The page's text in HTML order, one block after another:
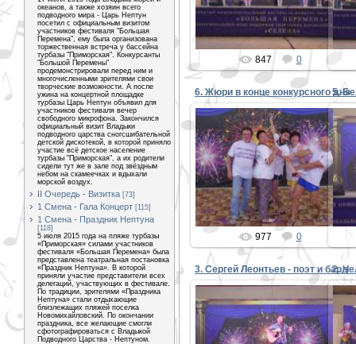
океанов, а также хозяин всего
подводного мира - Царь Нептун
посетил с официальным визитом
участников фестиваля "Большая
Перемена", ему была организована
торжественная встреча у бассейна
турбазы "Приморская". Конкурсанты
"Большой Перемены"
продемонстрировали перед ним и
многочисленными зрителями свои
творческие возможности. А после
ужина на концертной площадке
турбазы Царь Нептун объявил для
участников фестиваля вечер
свободного микрофона. Закончился
официальный визит Владыки
подводного царства сногсшибательной
детской дискотекой, в которой приняло
участие всё детское население
турбазы "Приморская", а их родители
сидели тут же в зале под звёздным
небом на скамеечках и вдыхали
морской воздух.
II Очередь - Визитка [73]
1 Смена - Гала Концерт [115]
1 Смена - Праздник Нептуна
[118]
5 июля 2015 года на пляже турбазы
«Приморская» силами участников
фестиваля «Большая Перемена» была
представлена театральная постановка
«Праздник Нептуна». В которой
приняли участие представители всех
делегаций, участвующих в фестивале.
По традиции, зрителями «Праздника
Нептуна» стали отдыхающие
близлежащих пляжей поселка
Новомихайловский. По окончании
праздника, все желающие смогли
сфотографироваться с Владыкой
Подводного Царства - Нептуном.
PETER
847 0
6. Жюри в конце конкурсного дня
08.08.2015
PETER
977 0
5.
3. Сергей Леонтьев - поэт и бард
08.08.2015
2.